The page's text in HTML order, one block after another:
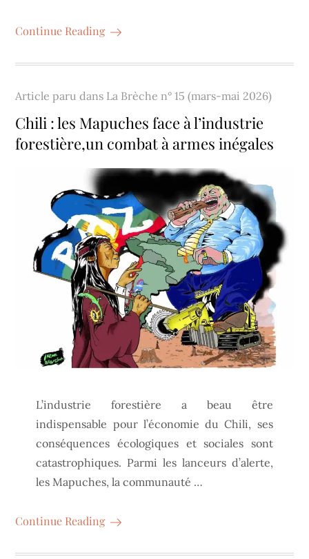
Continue Reading
Article paru dans La Brèche n° 15 (mars-mai 2026)
Chili : les Mapuches face à l’industrie
forestière,un combat à armes inégales
L’industrie forestière a beau être
indispensable pour l’économie du Chili, ses
conséquences écologiques et sociales sont
catastrophiques. Parmi les lanceurs d’alerte,
les Mapuches, la communauté …
Continue Reading